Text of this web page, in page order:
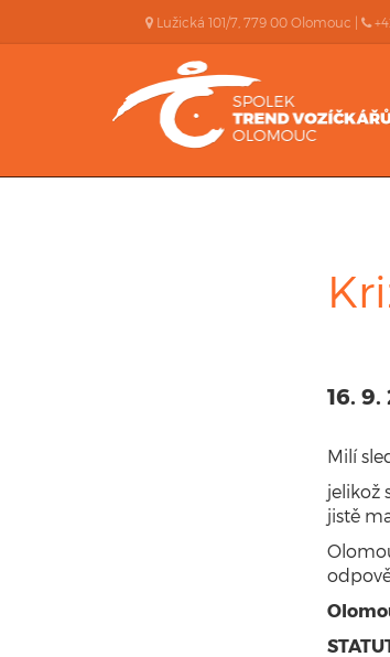
Lužická 101/7, 779 00 Olomouc |
16.
Milí
jelikož
jistě